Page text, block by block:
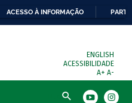
ACESSO À INFORMAÇÃO
ENGLISH
ACESSIBILIDADE
A+ A-
Busca